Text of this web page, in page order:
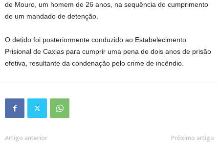
de Mouro, um homem de 26 anos, na sequência do cumprimento
de um mandado de detenção.
O detido foi posteriormente conduzido ao Estabelecimento
Prisional de Caxias para cumprir uma pena de dois anos de prisão
efetiva, resultante da condenação pelo crime de incêndio.
Artigo anterior Próximo artigo